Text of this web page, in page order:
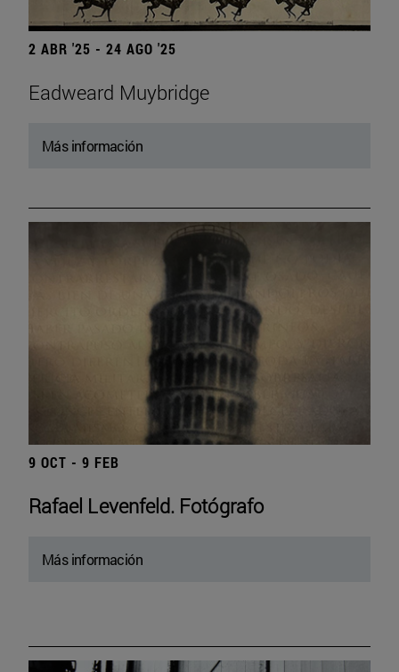
2 ABR '25 - 24 AGO '25
Eadweard Muybridge
Más información
9 OCT - 9 FEB
Rafael Levenfeld. Fotógrafo
Más información